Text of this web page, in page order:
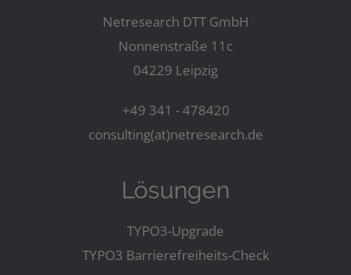
Netresearch DTT GmbH
Nonnenstraße 11c
04229 Leipzig
+49 341 - 478420
consulting(at)netresearch.de
Lösungen
TYPO3-Upgrade
TYPO3 Barrierefreiheits-Check